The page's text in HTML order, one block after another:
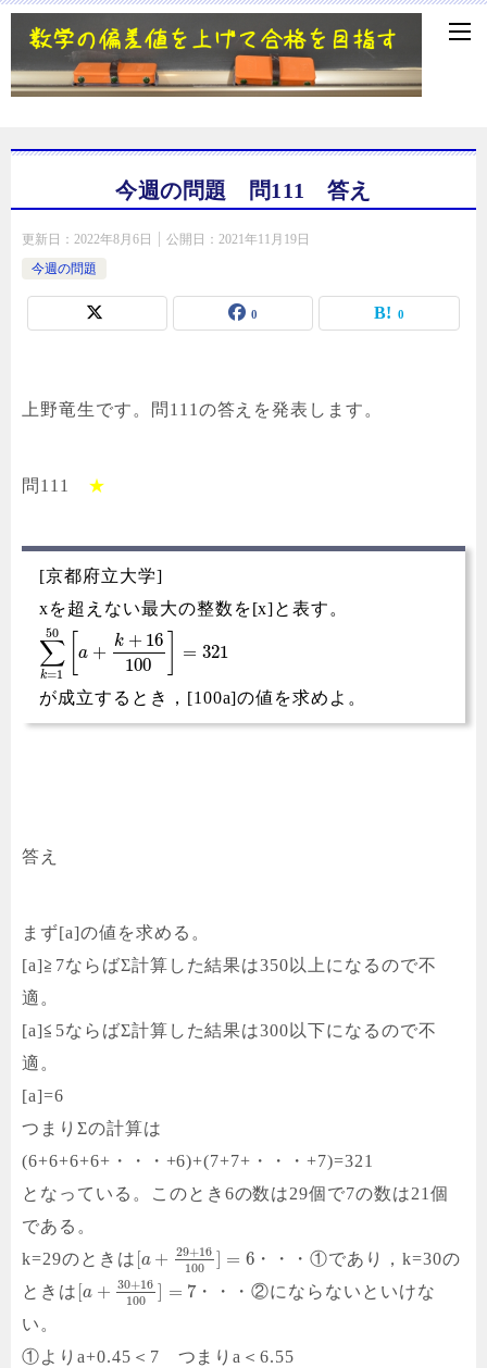
今週の問題 問111 答え
更新日： 2022年8月6日 公開日： 2021年11月19日
今週の問題
0 0
上野竜生です。問111の答えを発表します。
問111 ★
[京都府立大学]
xを超えない最大の整数を[x]と表す。
∑
k=1
50 [a +
k + 16
100
= 321
が成立するとき，[100a]の値を求めよ。
答え
まず[a]の値を求める。
[a]≧7ならばΣ計算した結果は350以上になるので不
適。
[a]≦5ならばΣ計算した結果は300以下になるので不
適。
[a]=6
つまりΣの計算は
(6+6+6+6+・・・+6)+(7+7+・・・+7)=321
となっている。このとき6の数は29個で7の数は21個
である。
k=29のときは a + 29+16
100
= 6 ・・・①であり，k=30の
ときは a + 30+16
100
= 7・・・②にならないといけな
い。
①よりa+0.45＜7 つまりa＜6.55